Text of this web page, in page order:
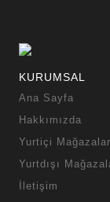
KURUMSAL
Ana Sayfa
Hakkımızda
Yurtiçi Mağazalar
Yurtdışı
İletişim